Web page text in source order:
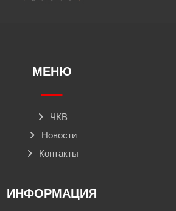
МЕНЮ
ЧКВ
Новости
Контакты
ИНФОРМАЦИЯ